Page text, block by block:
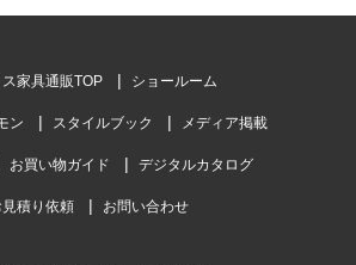
家具通販TOP ショールーム
ン スタイルブック メディア掲載
お買い物ガイド デジタルカタログ
見積り依頼 お問い合わせ